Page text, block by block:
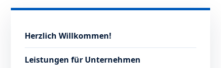
Herzlich Willkommen!
Leistungen für Unternehmen